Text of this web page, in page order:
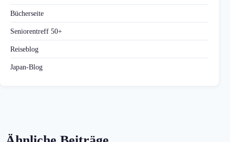
Bücherseite
Seniorentreff 50+
Reiseblog
Japan-Blog